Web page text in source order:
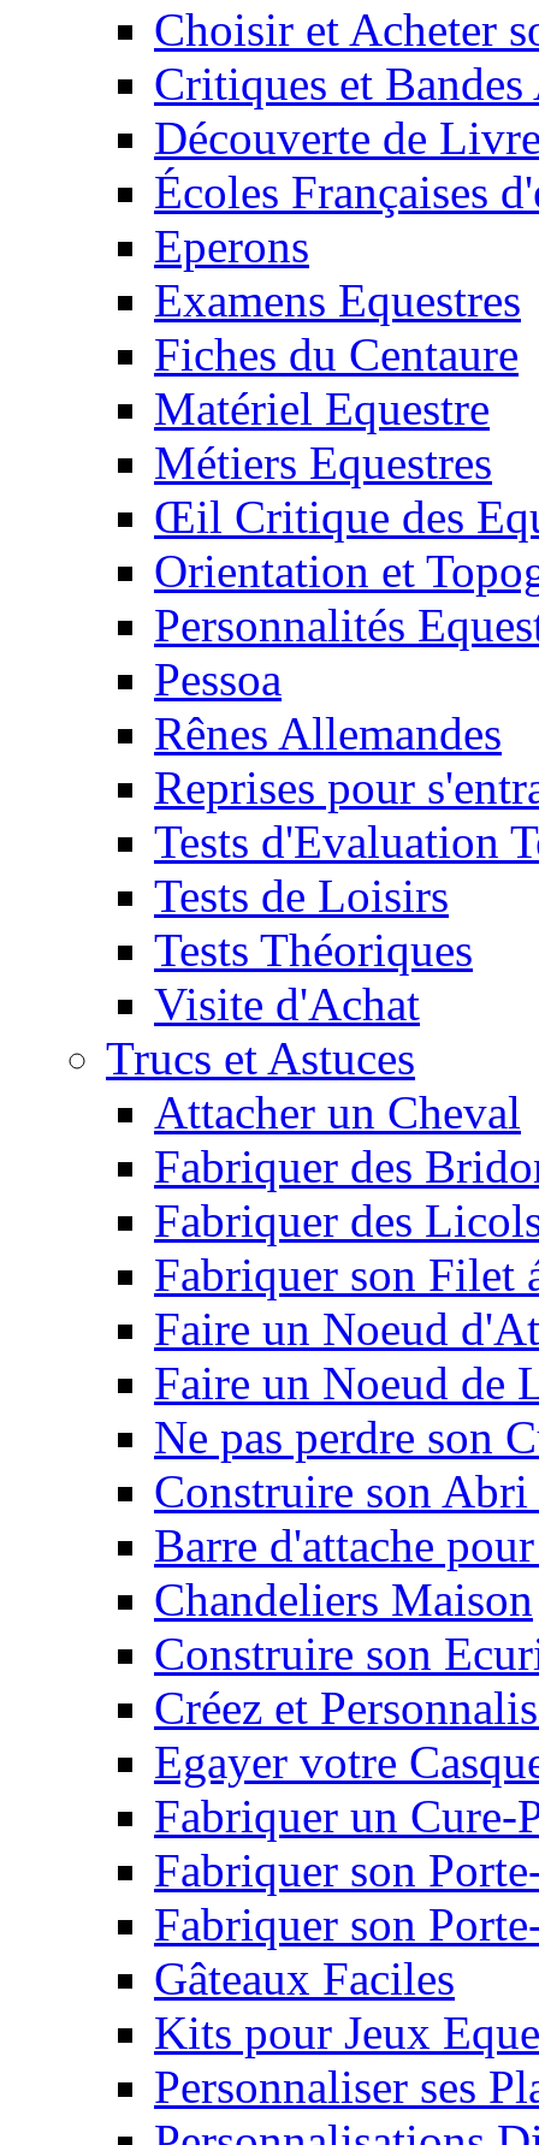
Choisir et Acheter
Critiques et
Découverte de
Écoles Françaises
Eperons
Examens Equestres
Fiches du Centaure
Matériel Equestre
Métiers Equestres
Œil Critique des
Orientation et
Personnalités
Pessoa
Rênes Allemandes
Reprises pour
Tests d'Evaluation
Tests de Loisirs
Tests Théoriques
Visite d'Achat
Trucs et Astuces
Attacher un Cheval
Fabriquer des
Fabriquer des
Fabriquer son Filet
Faire un Noeud
Faire un Noeud de
Ne pas perdre son
Construire son
Barre d'attache
Chandeliers Maison
Construire son
Créez et
Egayer votre
Fabriquer un Cure-
Fabriquer son
Fabriquer son
Gâteaux Faciles
Kits pour Jeux
Personnaliser ses